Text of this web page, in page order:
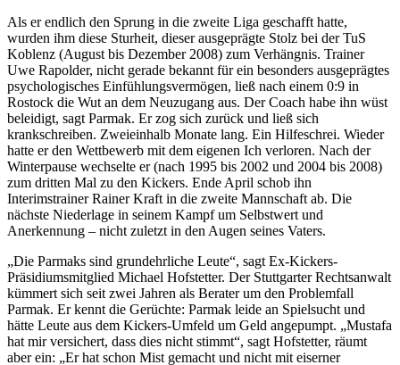
Als er endlich den Sprung in die zweite Liga geschafft hatte,
wurden ihm diese Sturheit, dieser ausgeprägte Stolz bei der TuS
Koblenz (August bis Dezember 2008) zum Verhängnis. Trainer
Uwe Rapolder, nicht gerade bekannt für ein besonders ausgeprägtes
psychologisches Einfühlungsvermögen, ließ nach einem 0:9 in
Rostock die Wut an dem Neuzugang aus. Der Coach habe ihn wüst
beleidigt, sagt Parmak. Er zog sich zurück und ließ sich
krankschreiben. Zweieinhalb Monate lang. Ein Hilfeschrei. Wieder
hatte er den Wettbewerb mit dem eigenen Ich verloren. Nach der
Winterpause wechselte er (nach 1995 bis 2002 und 2004 bis 2008)
zum dritten Mal zu den Kickers. Ende April schob ihn
Interimstrainer Rainer Kraft in die zweite Mannschaft ab. Die
nächste Niederlage in seinem Kampf um Selbstwert und
Anerkennung – nicht zuletzt in den Augen seines Vaters.
„Die Parmaks sind grundehrliche Leute“, sagt Ex-Kickers-
Präsidiumsmitglied Michael Hofstetter. Der Stuttgarter Rechtsanwalt
kümmert sich seit zwei Jahren als Berater um den Problemfall
Parmak. Er kennt die Gerüchte: Parmak leide an Spielsucht und
hätte Leute aus dem Kickers-Umfeld um Geld angepumpt. „Mustafa
hat mir versichert, dass dies nicht stimmt“, sagt Hofstetter, räumt
aber ein: „Er hat schon Mist gemacht und nicht mit eiserner